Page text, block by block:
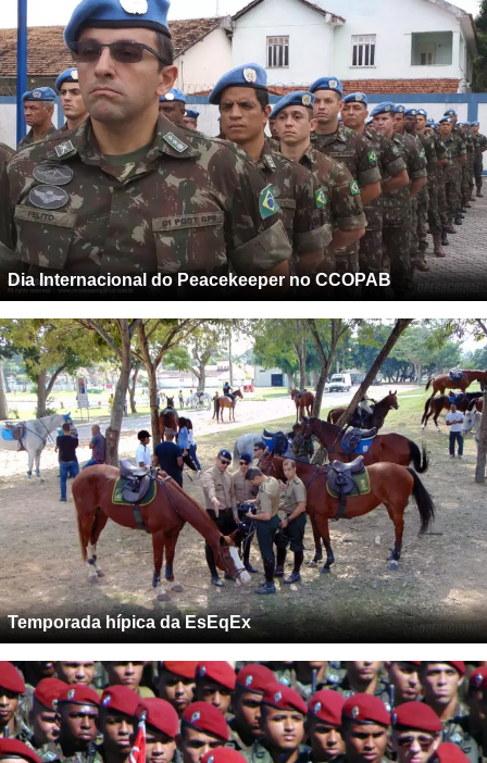
Dia Internacional do Peacekeeper no CCOPAB
Temporada hípica da EsEqEx